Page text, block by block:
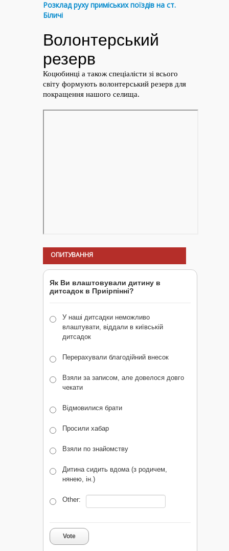
Розклад руху приміських поїздів на ст.
Біличі
ОПИТУВАННЯ
Як Ви влаштовували дитину в
дитсадок в Приірпінні?
У наші дитсадки неможливо
влаштувати, віддали в київській
дитсадок
Перерахували благодійний внесок
Взяли за записом, але довелося довго
чекати
Відмовилися брати
Просили хабар
Взяли по знайомству
Дитина сидить вдома (з родичем,
нянею, ін.)
Other:
Vote